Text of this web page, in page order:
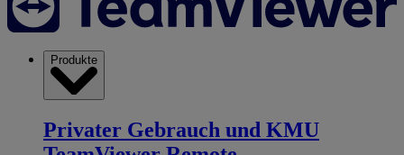
Produkte
Privater Gebrauch und KMU